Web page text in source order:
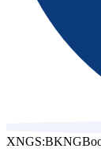
XNGS:BKNG